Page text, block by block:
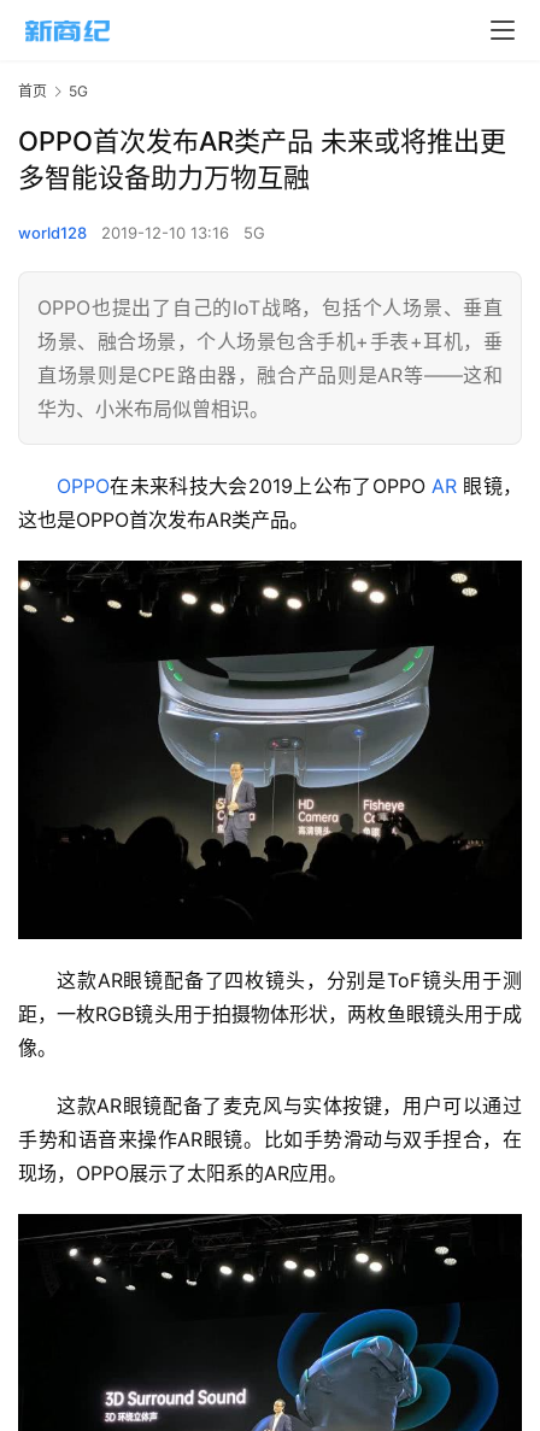
首页 5G
OPPO首次发布AR类产品 未来或将推出更
多智能设备助力万物互融
world128 2019-12-10 13:16 5G
OPPO也提出了自己的IoT战略，包括个人场景、垂直
场景、融合场景，个人场景包含手机+手表+耳机，垂
直场景则是CPE路由器，融合产品则是AR等——这和
华为、小米布局似曾相识。
OPPO在未来科技大会2019上公布了OPPO AR 眼镜，
这也是OPPO首次发布AR类产品。
这款AR眼镜配备了四枚镜头，分别是ToF镜头用于测
距，一枚RGB镜头用于拍摄物体形状，两枚鱼眼镜头用于成
像。
这款AR眼镜配备了麦克风与实体按键，用户可以通过
手势和语音来操作AR眼镜。比如手势滑动与双手捏合，在
现场，OPPO展示了太阳系的AR应用。